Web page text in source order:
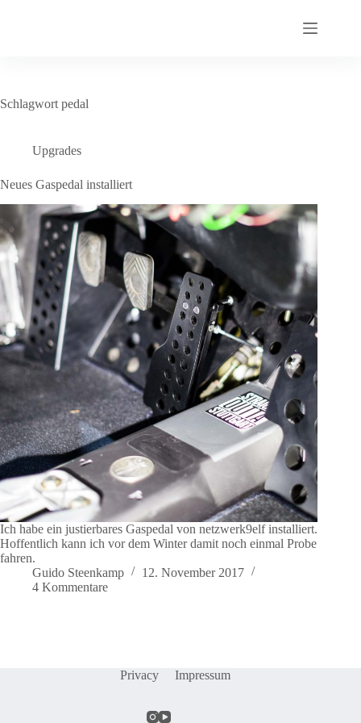
Schlagwort pedal
Upgrades
Neues Gaspedal installiert
Ich habe ein justierbares Gaspedal von netzwerk9elf installiert.
Hoffentlich kann ich vor dem Winter damit noch einmal Probe
fahren.
Guido Steenkamp
12. November 2017
4 Kommentare
Privacy Impressum